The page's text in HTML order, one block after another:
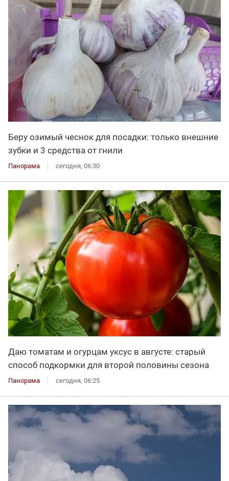
Беру озимый чеснок для посадки: только внешние
зубки и 3 средства от гнили
Панорама сегодня, 06:30
Даю томатам и огурцам уксус в августе: старый
способ подкормки для второй половины сезона
Панорама сегодня, 06:25